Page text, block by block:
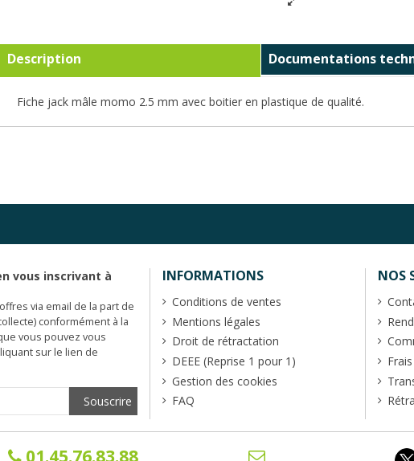
Description Documentations
Fiche jack mâle momo 2.5 mm avec boitier en plastique de qualité.
vous inscrivant à
via email de la part de
conformément à la
vous pouvez vous
sur le lien de
INFORMATIONS
Conditions de ventes
Mentions légales
Droit de rétractation
DEEE (Reprise 1 pour 1)
Gestion des cookies
FAQ
NOS
01.45.76.83.88